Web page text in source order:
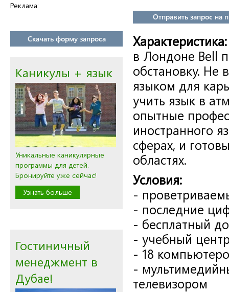
Реклама:
Скачать форму запроса
Каникулы + язык
Уникальные каникулярные
программы для детей.
Бронируйте уже сейчас!
Узнать больше
Гостиничный
менеджмент в
Дубае!
Отправить запрос на
Характеристика:
в Лондоне Bell
обстановку. Не
языком для
учить язык в
опытные
иностранного
сферах, и
областях.
Условия:
-
- последние
- бесплатный
- учебный
- 18
-
телевизором